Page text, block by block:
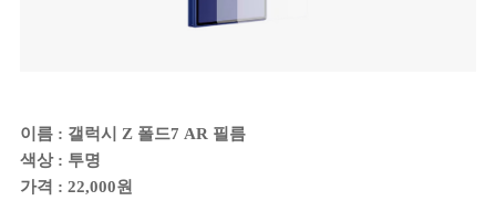
이름 : 갤럭시 Z 폴드7 AR 필름
색상 : 투명
가격 : 22,000원